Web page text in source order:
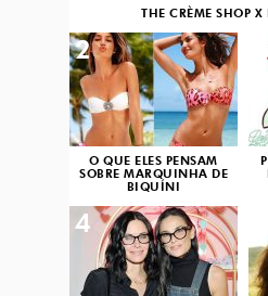
THE CRÈME SHOP
O QUE ELES PENSAM
SOBRE MARQUINHA DE
BIQUÍNI
2
4